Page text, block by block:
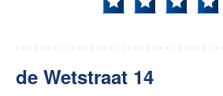
de Wetstraat 14